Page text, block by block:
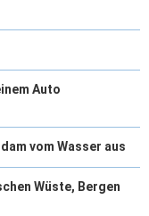
Auto
vom Wasser aus
Wüste, Bergen